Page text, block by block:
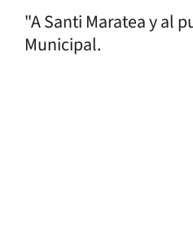
"A Santi Maratea y al
Municipal.